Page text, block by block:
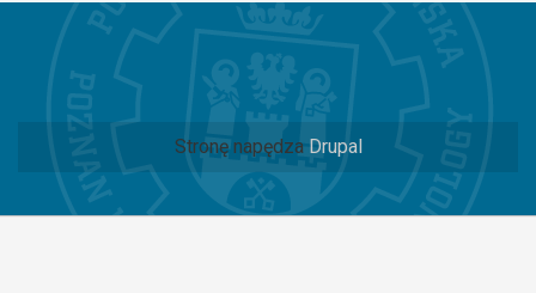
Stronę napędza Drupal